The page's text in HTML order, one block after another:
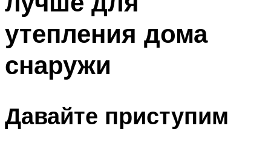
ВЕНТИЛЯЦИЯ
ТРУБЫ
Меню
утепления дома
снаружи
Давайте приступим